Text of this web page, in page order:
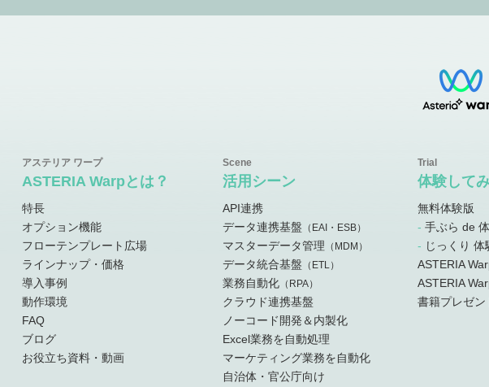
ASTERIA Warpとは？
特長
オプション機能
フローテンプレート広場
ラインナップ・価格
導入事例
動作環境
FAQ
ブログ
お役立ち資料・動画
活用シーン
API連携
データ連携基盤
（EAI・ESB）
マスターデータ管理 （MDM）
データ統合基盤 （ETL）
業務自動化 （RPA）
クラウド連携基盤
ノーコード開発＆内製化
Excel業務を自動処理
マーケティング業務を自動化
自治体・官公庁向け
体験して
無料体験版
手ぶら de
じっくり 体
ASTERIA
ASTERIA
書籍プレゼン